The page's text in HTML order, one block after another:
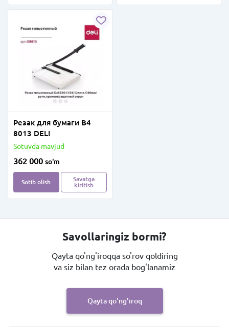
Резак для бумаги B4
8013 DELI
Sotuvda mavjud
362 000 so'm
Sotib olish
Savatga
kiritish
Savollaringiz bormi?
Qayta qo'ng'iroqqa so'rov qoldiring
va siz bilan tez orada bog'lanamiz
Qayta qo'ng'iroq